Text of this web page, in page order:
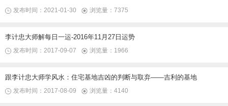
发布时间：2021-01-30 浏览量：7375
李计忠大师解每日一运-2016年11月27日运势
发布时间：2017-09-07 浏览量：1966
跟李计忠大师学风水：住宅基地吉凶的判断与取弃——吉利的基地
发布时间：2017-08-09 浏览量：4140